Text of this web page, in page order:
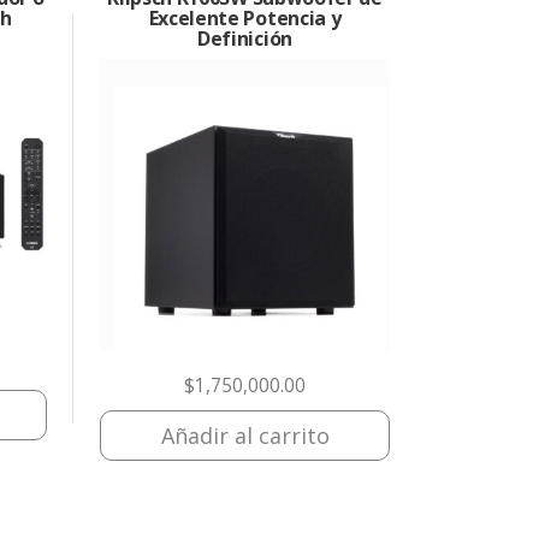
Excelente Potencia y
Definición
$1,750,000.00
Añadir al carrito